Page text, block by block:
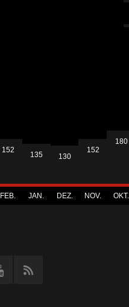
152
FEB.
135
JAN.
130
DEZ.
152
NOV.
180
OKT.